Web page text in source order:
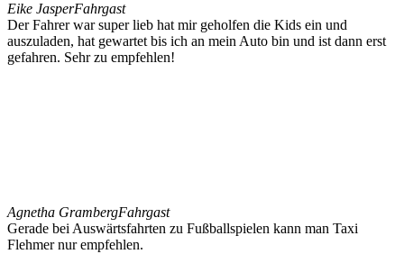
Eike JasperFahrgast
Der Fahrer war super lieb hat mir geholfen die Kids ein und
auszuladen, hat gewartet bis ich an mein Auto bin und ist dann erst
gefahren. Sehr zu empfehlen!
Agnetha GrambergFahrgast
Gerade bei Auswärtsfahrten zu Fußballspielen kann man Taxi
Flehmer nur empfehlen.